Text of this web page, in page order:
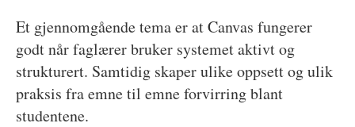
Et gjennomgående tema er at Canvas fungerer
godt når faglærer bruker systemet aktivt og
strukturert. Samtidig skaper ulike oppsett og ulik
praksis fra emne til emne forvirring blant
studentene.